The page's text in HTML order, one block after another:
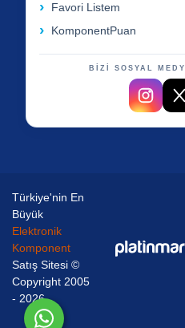
Favori Listem
KomponentPuan
BİZİ SOSYAL
Türkiye'nin En
Büyük
Elektronik
Komponent
Satış Sitesi ©
Copyright 2005
- 2026